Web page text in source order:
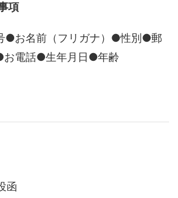
項
●お名前（フリガナ）●性別●郵
電話●生年月日●年齢
函